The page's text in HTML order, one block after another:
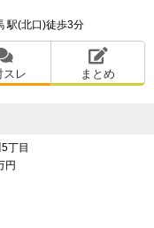
駅(北口)徒歩3分
スレ まとめ
丁目
円